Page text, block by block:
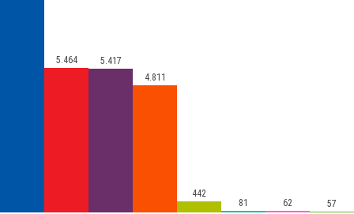
5.464
5.417
4.811
442
81
62 57